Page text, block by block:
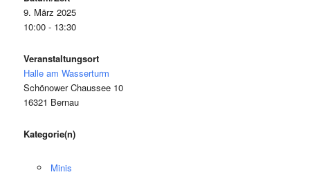
9. März 2025
10:00 - 13:30
Veranstaltungsort
Halle am Wasserturm
Schönower Chaussee 10
16321 Bernau
Kategorie(n)
Minis